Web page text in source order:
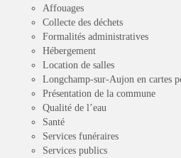
Affouages
Collecte des déchets
Formalités administratives
Hébergement
Location de salles
Longchamp-sur-Aujon en cartes
Présentation de la commune
Qualité de l’eau
Santé
Services funéraires
Services publics